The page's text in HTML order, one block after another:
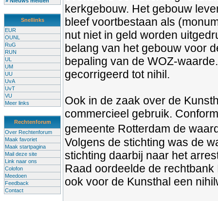
Snellinks
EUR
OUNL
RuG
RUN
UL
UM
UU
UvA
UvT
VU
Meer links
Rechtenforum
Over Rechtenforum
Maak favoriet
Maak startpagina
Mail deze site
Link naar ons
Colofon
Meedoen
Feedback
Contact
kerkgebouw. Het gebouw
bleef voortbestaan als
nut niet in geld worden
belang van het gebouw voor
bepaling van de WOZ-
gecorrigeerd tot nihil.
Ook in de zaak over de
commercieel gebruik.
gemeente Rotterdam de
Volgens de stichting was de
stichting daarbij naar het
Raad oordeelde de
ook voor de Kunsthal een